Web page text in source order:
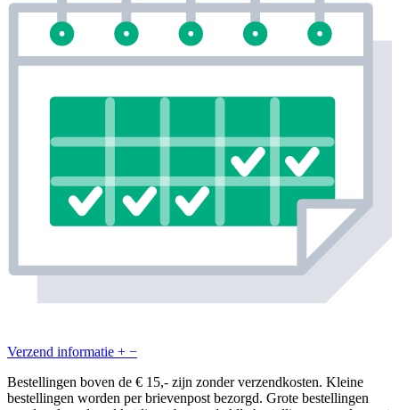
Verzend informatie + −
Bestellingen boven de € 15,- zijn zonder verzendkosten. Kleine
bestellingen worden per brievenpost bezorgd. Grote bestellingen